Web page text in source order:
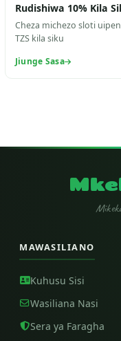
Rudishiwa 10% Kila
Cheza michezo sloti
TZS kila siku
Jiunge Sasa
MAWASILIANO
Kuhusu Sisi
Wasiliana Nasi
Sera ya Faragha